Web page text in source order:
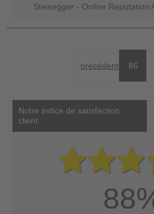
Steinegger - Online Reputation
précédent 86
Notre indice de satisfaction
client